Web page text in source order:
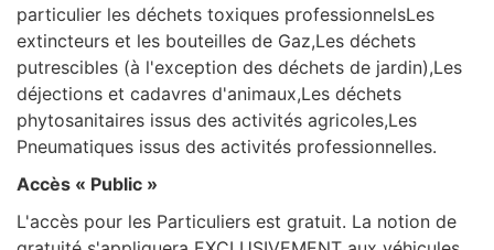
particulier les déchets toxiques professionnelsLes
extincteurs et les bouteilles de Gaz,Les déchets
putrescibles (à l'exception des déchets de jardin),Les
déjections et cadavres d'animaux,Les déchets
phytosanitaires issus des activités agricoles,Les
Pneumatiques issus des activités professionnelles.
Accès « Public »
L'accès pour les Particuliers est gratuit. La notion de